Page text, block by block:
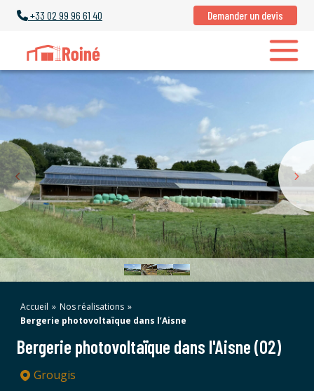
+33 02 99 96 61 40 Demander un devis
Bergerie photovoltaïque dans l'Aisne (02)
Accueil » Nos réalisations »
Bergerie photovoltaïque dans l’Aisne
Grougis